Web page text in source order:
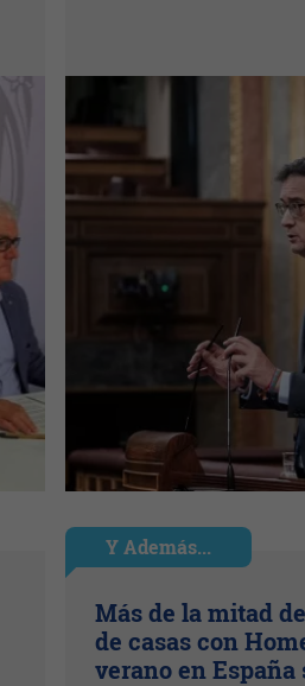
Y Además...
Más de la mitad
de casas con
verano en